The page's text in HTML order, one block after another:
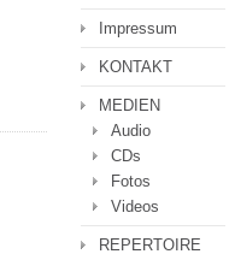
Impressum
KONTAKT
MEDIEN
Audio
CDs
Fotos
Videos
REPERTOIRE